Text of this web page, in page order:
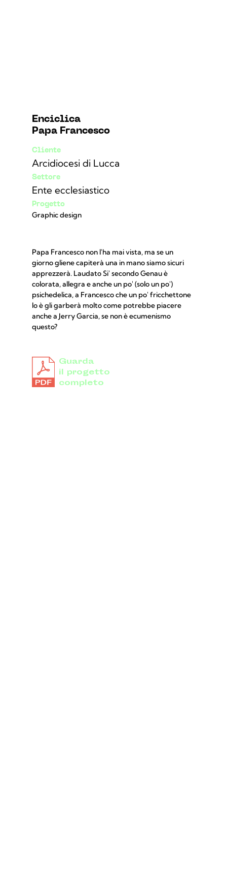
Enciclica
Papa Francesco
Cliente
Arcidiocesi di Lucca
Settore
Ente ecclesiastico
Progetto
Graphic design
Papa Francesco non l'ha mai vista, ma se un
giorno gliene capiterà una in mano siamo sicuri
apprezzerà. Laudato Si' secondo Genau è
colorata, allegra e anche un po' (solo un po')
psichedelica, a Francesco che un po' fricchettone
lo è gli garberà molto come potrebbe piacere
anche a Jerry Garcia, se non è ecumenismo
questo?
Guarda
il progetto
completo